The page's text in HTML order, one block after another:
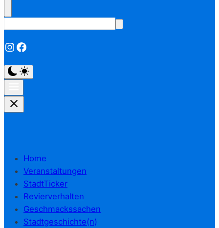
Instagram
Facebook
Home
Veranstaltungen
StadtTicker
Revierverhalten
Geschmackssachen
Stadtgeschichte(n)